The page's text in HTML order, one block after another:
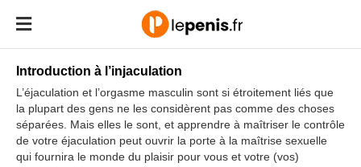
Introduction à l’injaculation
L’éjaculation et l’orgasme masculin sont si étroitement liés que
la plupart des gens ne les considèrent pas comme des choses
séparées. Mais elles le sont, et apprendre à maîtriser le contrôle
de votre éjaculation peut ouvrir la porte à la maîtrise sexuelle
qui fournira le monde du plaisir pour vous et votre (vos)